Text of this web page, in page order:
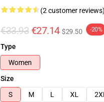
(2 customer reviews)
€33.93 €27.14 $29.50 -20%
Type
Women
Size
S
M L XL 2XL